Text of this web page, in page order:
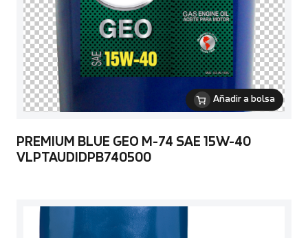
Añadir a bolsa
PREMIUM BLUE GEO M-74 SAE 15W-40
VLPTAUDIDPB740500